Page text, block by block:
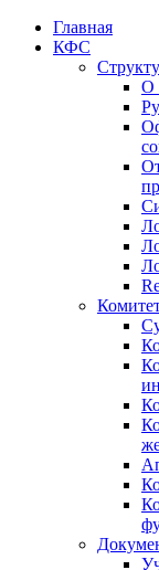
Главная
КФС
О